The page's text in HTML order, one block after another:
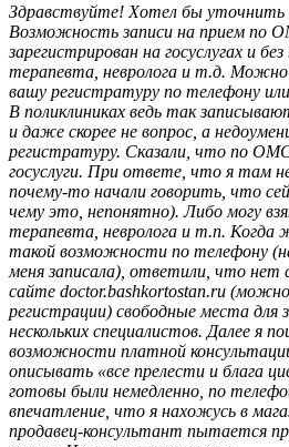
Здравствуйте! Хотел бы уточнить
Возможность записи на прием по
зарегистрирован на госуслугах и
терапевта, невролога и т.д. Можно
вашу регистратуру по телефону
В поликлиниках ведь так
и даже скорее не вопрос, а
регистратуру. Сказали, что по
госуслуги. При ответе, что я там
почему-то начали говорить, что
чему это, непонятно). Либо могу
терапевта, невролога и т.п. Когда
такой возможности по телефону
меня записала), ответили, что нет
сайте doctor.bashkortostan.ru
регистрации) свободные места для
нескольких специалистов. Далее я
возможности платной
описывать «все прелести и блага
готовы были немедленно, по
впечатление, что я нахожусь в
продавец-консультант пытается